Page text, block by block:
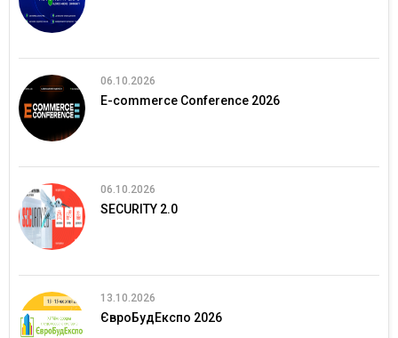
06.10.2026
E-commerce Conference 2026
06.10.2026
SECURITY 2.0
13.10.2026
ЄвроБудЕкспо 2026